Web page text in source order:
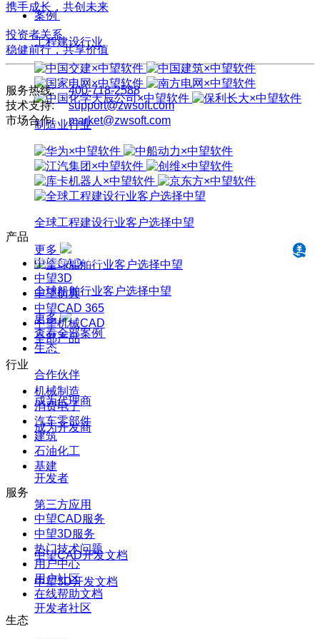
案例
工程建设行业
制造业行业
全球工程建设行业客户选择中望
更多
全球船舶行业客户选择中望
更多
查看全部案例
生态
合作伙伴
成为代理商
成为开发商
开发者
第三方应用
中望CAD开发文档
中望3D开发文档
开发者社区
中望3D 2024
设计仿真制造一体化
携手成长，共创未来
投资者关系
稳健前行，共享价值
服务热线: 400-718-2588
技术支持: support@zwsoft.com
市场合作: market@zwsoft.com
产品
中望CAD
中望3D
中望仿真
中望CAD 365
中望机械CAD
全部产品
行业
机械制造
消费电子
汽车零部件
建筑
石油化工
基建
服务
中望CAD服务
中望3D服务
热门技术问题
用户中心
用户社区
在线帮助文档
生态